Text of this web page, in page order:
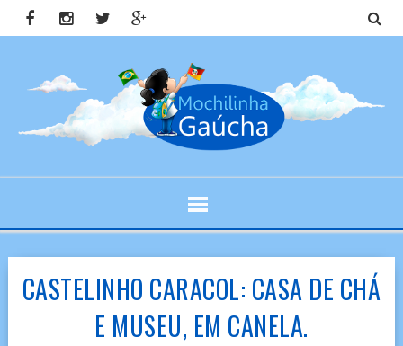
CASTELINHO CARACOL: CASA DE CHÁ
E MUSEU, EM CANELA.